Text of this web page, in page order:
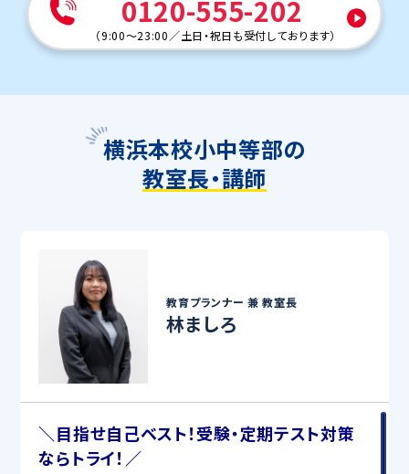
0120-555-202
（9:00～23:00／土日・祝日も受付しております）
横浜本校小中等部の
教室長・講師
教育プランナー 兼教室長
林ましろ
＼目指せ自己ベスト！受験・定期テスト対策
ならトライ！／